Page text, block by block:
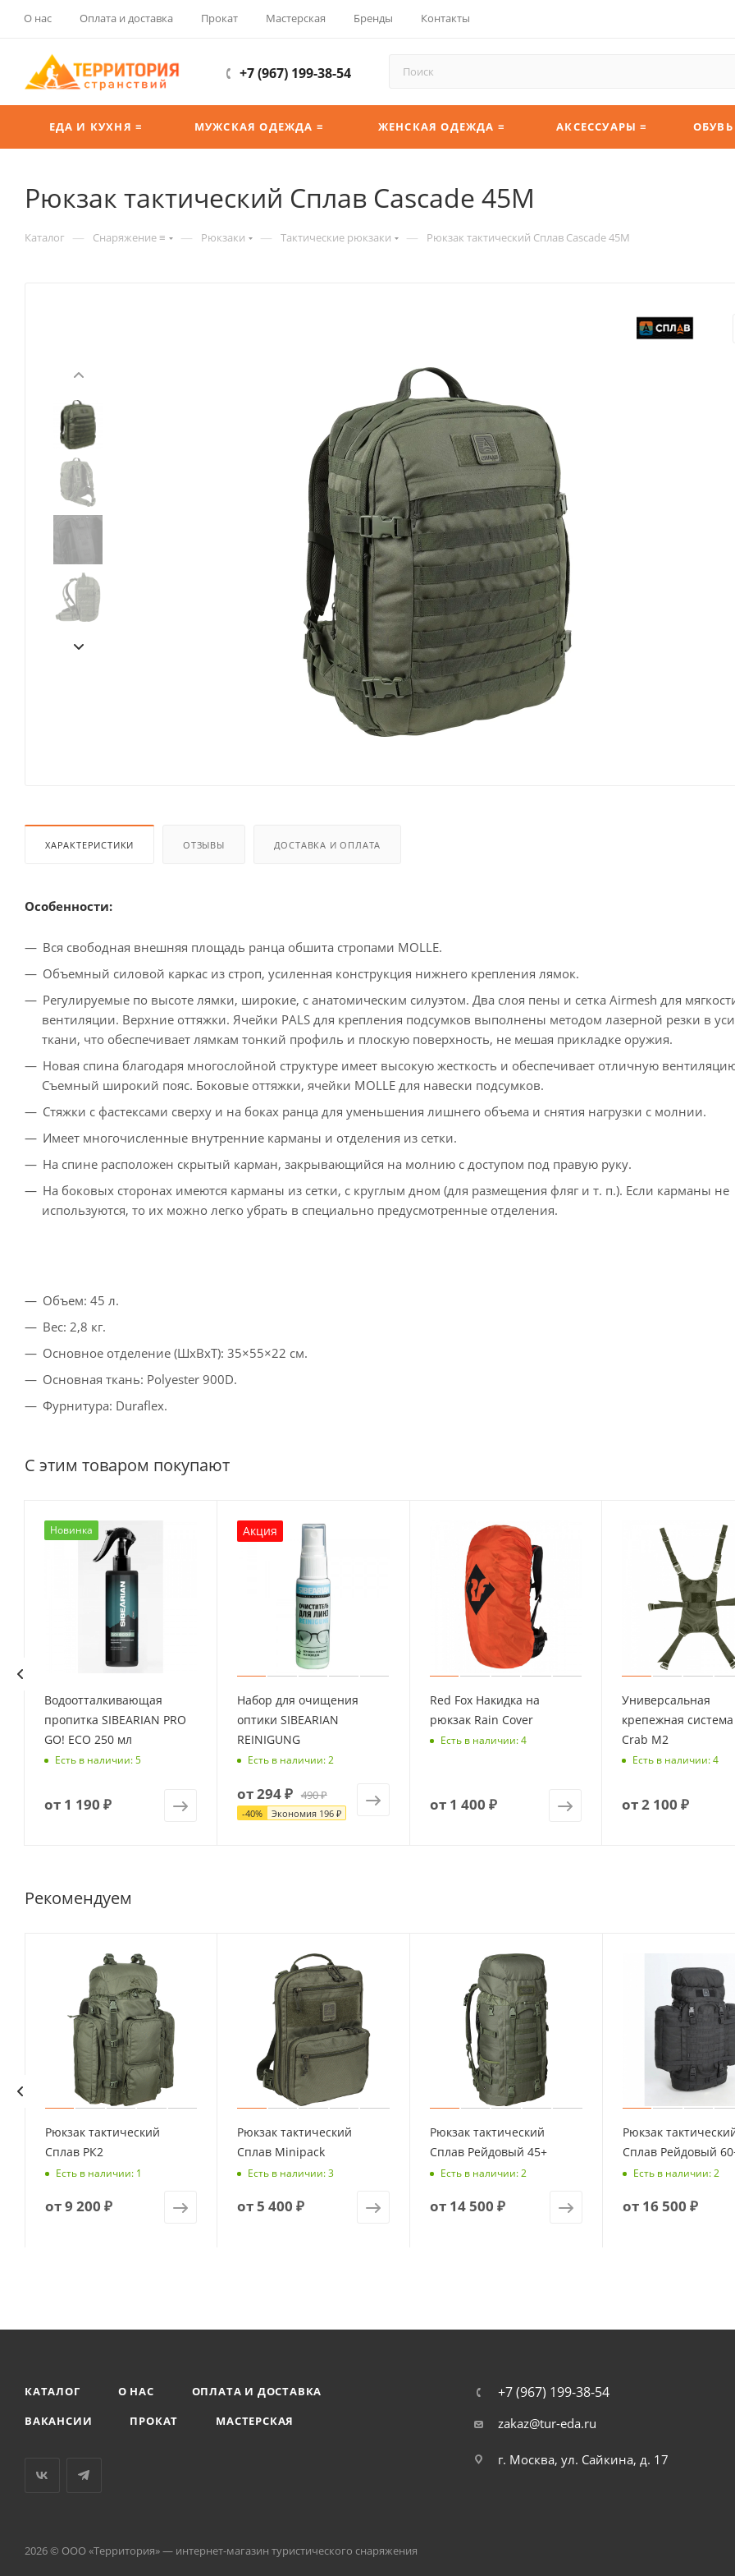
О нас Оплата и доставка Прокат Мастерская Бренды Контакты
+7 (967) 199-38-54
ЕДА И КУХНЯ ≡ МУЖСКАЯ ОДЕЖДА ≡ ЖЕНСКАЯ ОДЕЖДА ≡ АКСЕССУАРЫ ≡ ОБУВЬ
Рюкзак тактический Сплав Cascade 45M
Каталог — Снаряжение ≡ — Рюкзаки — Тактические рюкзаки — Рюкзак тактический Сплав Cascade 45M
ХАРАКТЕРИСТИКИ ОТЗЫВЫ ДОСТАВКА И ОПЛАТА
Особенности:
Вся свободная внешняя площадь ранца обшита стропами MOLLE.
Объемный силовой каркас из строп, усиленная конструкция нижнего крепления лямок.
Регулируемые по высоте лямки, широкие, с анатомическим силуэтом. Два слоя пены и сетка Airmesh для
вентиляции. Верхние оттяжки. Ячейки PALS для крепления подсумков выполнены методом лазерной резки в
ткани, что обеспечивает лямкам тонкий профиль и плоскую поверхность, не мешая прикладке оружия.
Новая спина благодаря многослойной структуре имеет высокую жесткость и обеспечивает отличную
Съемный широкий пояс. Боковые оттяжки, ячейки MOLLE для навески подсумков.
Стяжки с фастексами сверху и на боках ранца для уменьшения лишнего объема и снятия нагрузки с молнии.
Имеет многочисленные внутренние карманы и отделения из сетки.
На спине расположен скрытый карман, закрывающийся на молнию с доступом под правую руку.
На боковых сторонах имеются карманы из сетки, с круглым дном (для размещения фляг и т. п.). Если карманы не
используются, то их можно легко убрать в специально предусмотренные отделения.
Объем: 45 л.
Вес: 2,8 кг.
Основное отделение (ШxВxТ): 35×55×22 см.
Основная ткань: Polyester 900D.
Фурнитура: Duraflex.
С этим товаром покупают
Новинка
Водоотталкивающая
пропитка SIBEARIAN PRO
GO! ECO 250 мл
Есть в наличии: 5
от 1 190 ₽
Акция
Набор для очищения
оптики SIBEARIAN
REINIGUNG
Есть в наличии: 2
от294 ₽ 490 ₽
-40% Экономия 196 ₽
Red Fox Накидка на
рюкзак Rain Cover
Есть в наличии: 4
от 1 400 ₽
Универсальная
крепежная
Crab M2
Есть в наличии: 4
от2 100 ₽
Рекомендуем
Рюкзак тактический
Сплав РК2
Есть в наличии: 1
от9 200 ₽
Рюкзак тактический
Сплав Minipack
Есть в наличии: 3
от5 400 ₽
Рюкзак тактический
Сплав Рейдовый 45+
Есть в наличии: 2
от 14 500 ₽
Рюкзак
Сплав Рейдовый
Есть в наличии: 2
от 16 500 ₽
КАТАЛОГ О НАС
ОПЛАТА И ДОСТАВКА
ВАКАНСИИ
ПРОКАТ МАСТЕРСКАЯ
+7 (967) 199-38-54
zakaz@tur-eda.ru
г. Москва, ул. Сайкина, д. 17
2026 © ООО «Территория» — интернет-магазин туристического снаряжения